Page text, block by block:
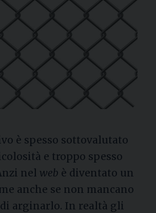
è spesso sottovalutato
e troppo spesso
nel web è diventato un
anche se non mancano
arginarlo. In realtà gli